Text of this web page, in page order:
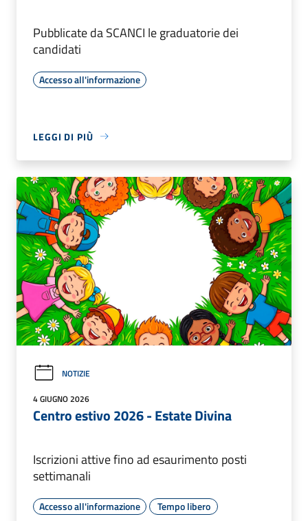
Pubblicate da SCANCI le graduatorie dei
candidati
Accesso all'informazione
LEGGI DI PIÙ
NOTIZIE
4 GIUGNO 2026
Centro estivo 2026 - Estate Divina
Iscrizioni attive fino ad esaurimento posti
settimanali
Accesso all'informazione Tempo libero